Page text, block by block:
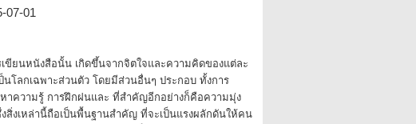
07-01
เขียนหนังสือนั้น เกิดขึ้นจากจิตใจและความคิดของแต่ละ
นโลกเฉพาะส่วนตัว โดยมีส่วนอื่นๆ ประกอบ ทั้งการ
หาความรู้ การฝึกฝนและ ที่สำคัญอีกอย่างก็คือความมุ่ง
สิ่งเหล่านี้ถือเป็นพื้นฐานสำคัญ ที่จะเป็นแรงผลักดันให้คน